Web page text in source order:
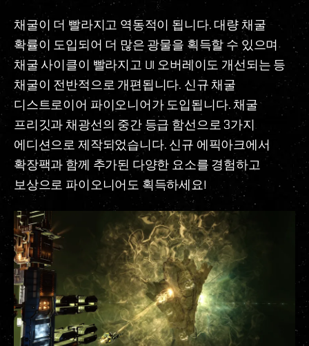
채굴이 더 빨라지고 역동적이 됩니다. 대량 채굴
확률이 도입되어 더 많은 광물을 획득할 수 있으며
채굴 사이클이 빨라지고 UI 오버레이도 개선되는 등
채굴이 전반적으로 개편됩니다. 신규 채굴
디스트로이어 파이오니어가 도입됩니다. 채굴
프리깃과 채광선의 중간 등급 함선으로 3가지
에디션으로 제작되었습니다. 신규 에픽아크에서
확장팩과 함께 추가된 다양한 요소를 경험하고
보상으로 파이오니어도 획득하세요!